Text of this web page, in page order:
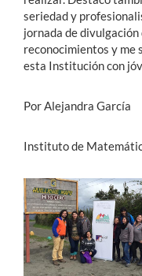
seriedad y
jornada de
reconocimientos y me
esta Institución con
Por Alejandra García
Instituto de